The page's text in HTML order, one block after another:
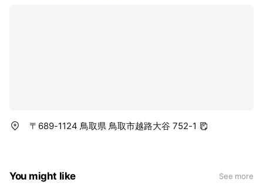
〒689-1124 鳥取県 鳥取市越路大谷 752-1
You might like See more